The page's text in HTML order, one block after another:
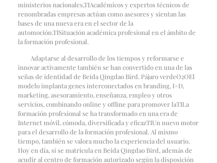
ministerios nacionales,TIAcadémicos y expertos técnicos de
renombradas empresas actúan como asesores y sientan las
bases de una nueva era en el sector de la
automoción.TISituación académica profesional en el ámbito de
la formación profesional.
Adaptarse al desarrollo de los tiempos y reformarse e
innovar activamente también se han convertido en una de las
señas de identidad de Beida Qingdao Bird. Pájaro verdeO2OEl
modelo implanta genes interconectados en branding, I+D,
marketing, asesoramiento, enseñanza, empleo y otros
servicios, combinando online y offline para promover laTILa
formación profesional se ha transformado en una era de
Internet móvil, cómoda, diversificada y eficazTIUn nuevo motor
para el desarrollo de la formación profesional. Al mismo
tiempo, también se valora mucho la experiencia del usuario.
Hoy en día, si se matricula en Beida Qingdao Bird, además de
acudir al centro de formación autorizado según la disposición